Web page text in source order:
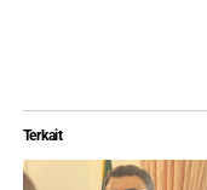
Terkait